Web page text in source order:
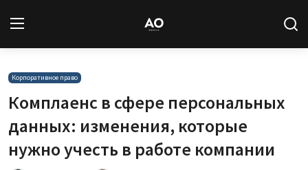
Вход
Статьи
Корпоративное право
Комплаенс в сфере персональных
данных: изменения, которые
нужно учесть в работе компании